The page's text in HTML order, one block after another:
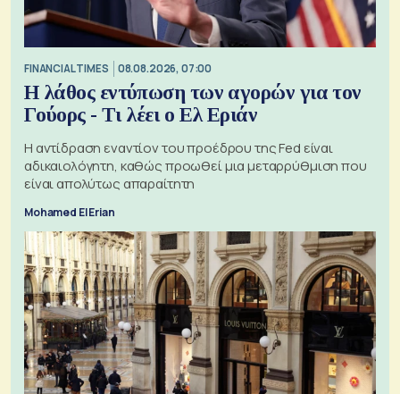
FINANCIAL TIMES 08.08.2026, 07:00
Η λάθος εντύπωση των αγορών για τον
Γούορς - Τι λέει ο Ελ Εριάν
Η αντίδραση εναντίον του προέδρου της Fed είναι
αδικαιολόγητη, καθώς προωθεί μια μεταρρύθμιση που
είναι απολύτως απαραίτητη
Mohamed El Erian